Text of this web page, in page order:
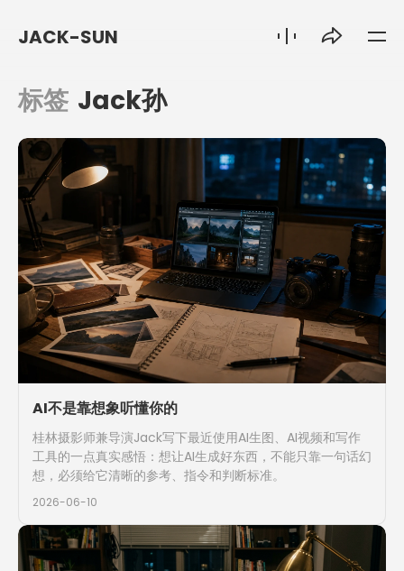
JACK-SUN
标签 Jack孙
AI不是靠想象听懂你的
桂林摄影师兼导演Jack写下最近使用AI生图、AI视频和写作
工具的一点真实感悟：想让AI生成好东西，不能只靠一句话幻
想，必须给它清晰的参考、指令和判断标准。
2026-06-10